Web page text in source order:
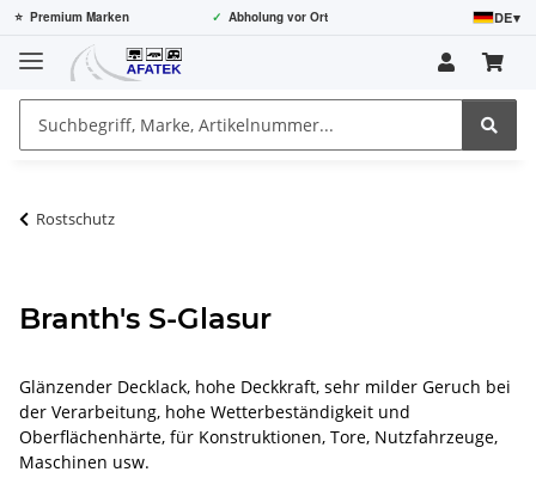
⭐ Premium Marken ✓ Abholung vor Ort DE▾
Rostschutz
Branth's S-Glasur
Glänzender Decklack, hohe Deckkraft, sehr milder Geruch bei
der Verarbeitung, hohe Wetterbeständigkeit und
Oberflächenhärte, für Konstruktionen, Tore, Nutzfahrzeuge,
Maschinen usw.